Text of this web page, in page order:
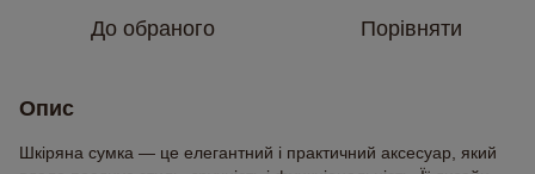
До обраного Порівняти
Опис
Шкіряна сумка — це елегантний і практичний аксесуар, який